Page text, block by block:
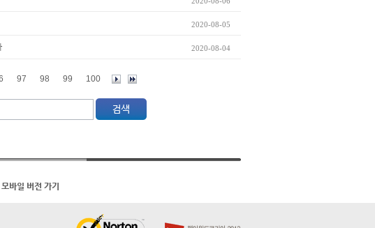
2020-08-05
2020-08-04
97 98 99 100
모바일 버전 가기